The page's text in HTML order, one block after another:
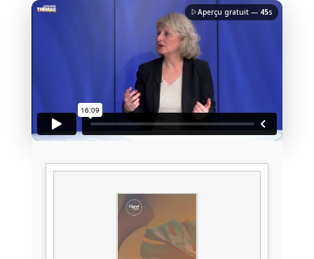
Aperçu gratuit — 45s
charte de confidentialité
du Monde
Débloquer la vidéo
Accès sécurisé
Pas encore abonné ? Découvrir nos offres